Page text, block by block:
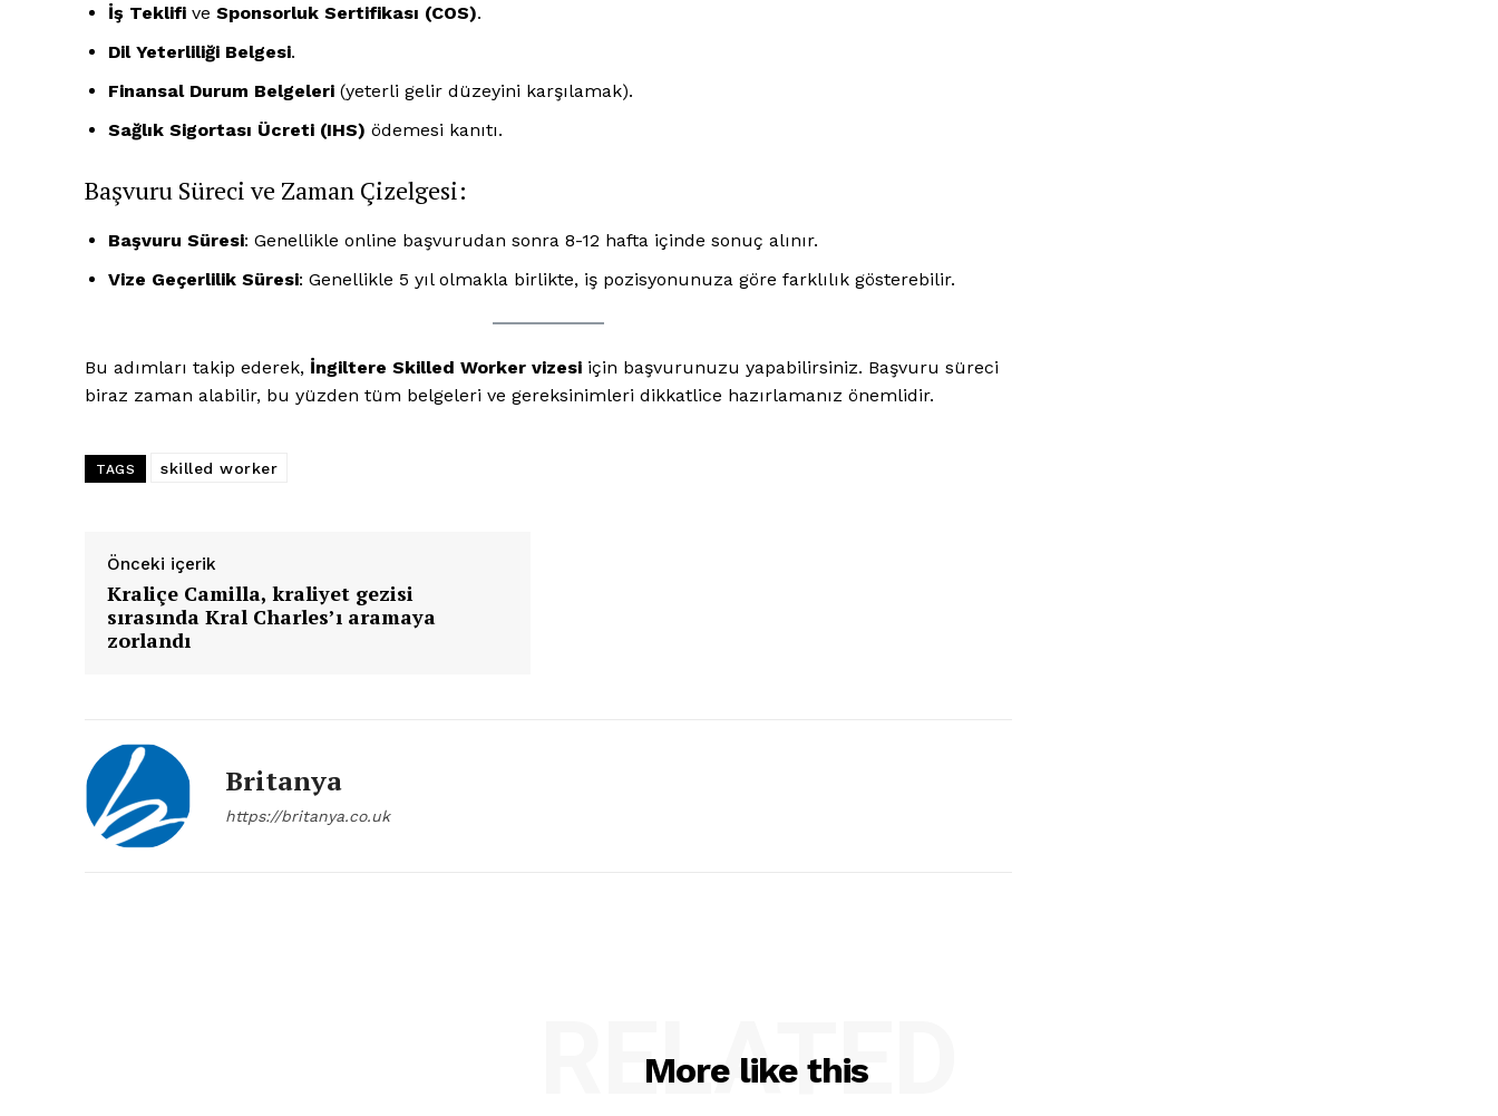
İş Teklifi ve Sponsorluk Sertifikası (COS).
Dil Yeterliliği Belgesi.
Finansal Durum Belgeleri (yeterli gelir düzeyini karşılamak).
Sağlık Sigortası Ücreti (IHS) ödemesi kanıtı.
Başvuru Süreci ve Zaman Çizelgesi:
Başvuru Süresi: Genellikle online başvurudan sonra 8-12 hafta içinde sonuç alınır.
Vize Geçerlilik Süresi: Genellikle 5 yıl olmakla birlikte, iş pozisyonunuza göre farklılık gösterebilir.
Bu adımları takip ederek, İngiltere Skilled Worker vizesi için başvurunuzu yapabilirsiniz. Başvuru süreci
biraz zaman alabilir, bu yüzden tüm belgeleri ve gereksinimleri dikkatlice hazırlamanız önemlidir.
TAGS skilled worker
Önceki içerik
Kraliçe Camilla, kraliyet gezisi
sırasında Kral Charles’ı aramaya
zorlandı
Britanya
https://britanya.co.uk
More like this
RELATED